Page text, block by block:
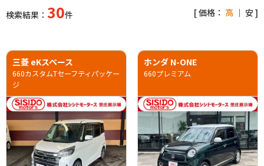
検索結果： 30件 [ 価格： 高 ｜ 安]
三菱 eKスペース
660カスタムTセーフティパッケー
ジ
ホンダ N-ONE
660プレミアム